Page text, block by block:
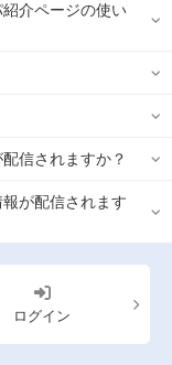
介ページの使い
信されますか？
が配信されます
ログイン